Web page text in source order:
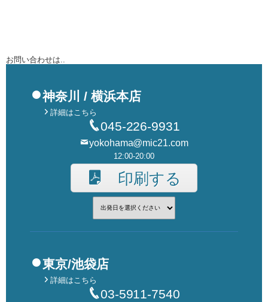
お問い合わせは..
神奈川 / 横浜本店
詳細はこちら
045-226-9931
yokohama@mic21.com
12:00-20:00
印刷する
東京/池袋店
詳細はこちら
03-5911-7540